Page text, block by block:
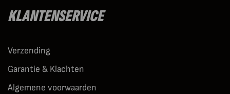
KLANTENSERVICE
Verzending
Garantie & Klachten
Algemene voorwaarden